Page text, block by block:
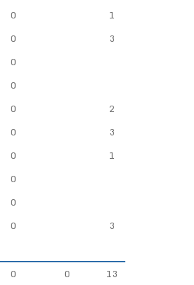
0
1
0
3
0
0
0
2
0
3
0
1
0
0
0 3
0 0 13